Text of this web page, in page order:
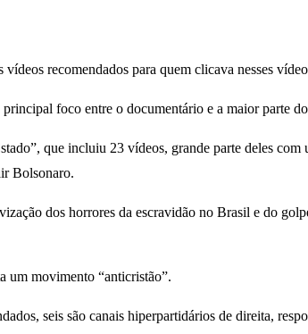
recomendados para quem clicava nesses
foco entre o documentário e a maior parte
que incluiu 23 vídeos, grande parte deles com
Bolsonaro.
dos horrores da escravidão no Brasil e do
um movimento “anticristão”.
seis são canais hiperpartidários de direita,